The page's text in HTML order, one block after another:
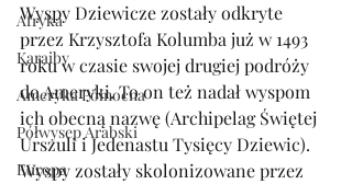
Afryka
Karaiby
Ameryka Północna
Półwysep Arabski
Europa
Wyspy Dziewicze zostały odkryte
przez Krzysztofa Kolumba już w 1493
roku w czasie swojej drugiej podróży
do Ameryki. To on też nadał wyspom
ich obecną nazwę (Archipelag Świętej
Urszuli i Jedenastu Tysięcy Dziewic).
Wyspy zostały skolonizowane przez